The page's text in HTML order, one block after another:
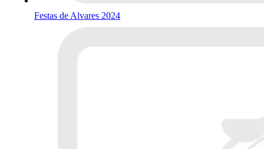
Festas de Alvares 2024